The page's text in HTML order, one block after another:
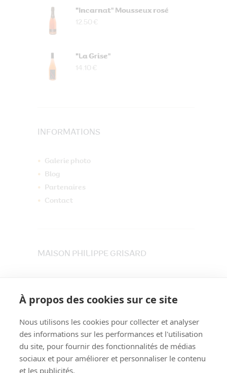
À propos des cookies sur ce site
Nous utilisons les cookies pour collecter et analyser
des informations sur les performances et l'utilisation
du site, pour fournir des fonctionnalités de médias
sociaux et pour améliorer et personnaliser le contenu
et les publicités.
"Incarnat" Mousseux rosé
12.50 €
"La Grise"
14.10 €
INFORMATIONS
Galerie photo
Blog
Partenaires
Contact
MAISON PHILIPPE GRISARD
Tél. 04 79 84 30 91